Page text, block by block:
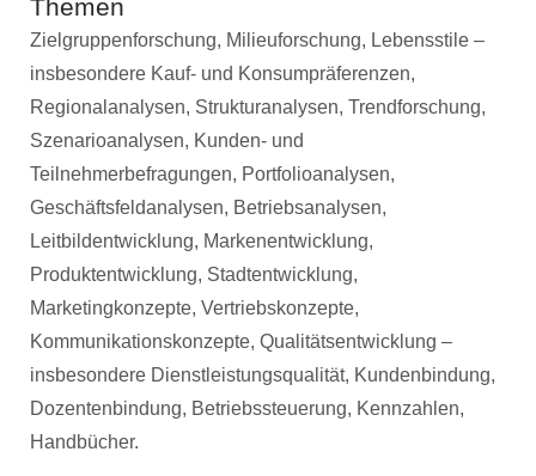
Themen
Zielgruppenforschung, Milieuforschung, Lebensstile –
insbesondere Kauf- und Konsumpräferenzen,
Regionalanalysen, Strukturanalysen, Trendforschung,
Szenarioanalysen, Kunden- und
Teilnehmerbefragungen, Portfolioanalysen,
Geschäftsfeldanalysen, Betriebsanalysen,
Leitbildentwicklung, Markenentwicklung,
Produktentwicklung, Stadtentwicklung,
Marketingkonzepte, Vertriebskonzepte,
Kommunikationskonzepte, Qualitätsentwicklung –
insbesondere Dienstleistungsqualität, Kundenbindung,
Dozentenbindung, Betriebssteuerung, Kennzahlen,
Handbücher.